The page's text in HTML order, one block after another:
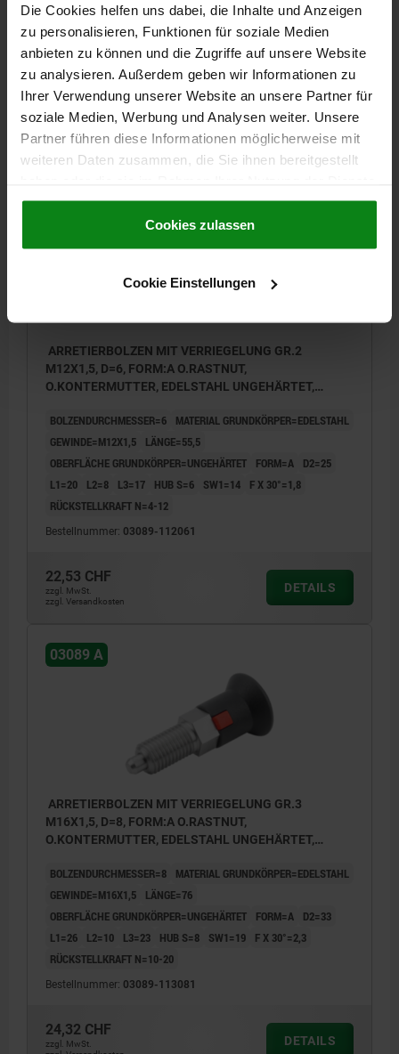
Die Cookies helfen uns dabei, die Inhalte und Anzeigen
zu personalisieren, Funktionen für soziale Medien
anbieten zu können und die Zugriffe auf unsere Website
zu analysieren. Außerdem geben wir Informationen zu
Ihrer Verwendung unserer Website an unsere Partner für
soziale Medien, Werbung und Analysen weiter. Unsere
Partner führen diese Informationen möglicherweise mit
weiteren Daten zusammen, die Sie ihnen bereitgestellt
gesammelt haben.Cookie Richtlinien
Datenschutz|AGB
Cookies zulassen
Cookie Einstellungen
OBERFLÄCHE GRUNDKÖRPER=UNGEHÄRTET FORM=A
D2=25
L1=17 L2=7 L3=15 HUB S=5 SW1=13 F X 30°=1,3
RÜCKSTELLKRAFT N=8-12
Bestellnummer:03089-111051
22,53 CHF
zzgl. MwSt.
DETAILS
03089 A
ARRETIERBOLZEN MIT VERRIEGELUNG GR.2
M12X1,5, D=6, FORM:A O.RASTNUT,
O.KONTERMUTTER, EDELSTAHL UNGEHÄRTET,
BOLZENDURCHMESSER=6
MATERIAL GRUNDKÖRPER=EDELSTAHL
GEWINDE=M12X1,5
LÄNGE=55,5
OBERFLÄCHE GRUNDKÖRPER=UNGEHÄRTET
FORM=A
D2=25
L1=20
L2=8 L3=17 HUB S=6 SW1=14
F X 30°=1,8
RÜCKSTELLKRAFT N=4-12
Bestellnummer: 03089-112061
22,53 CHF
zzgl. MwSt.
zzgl. Versandkosten
DETAILS
03089 A
ARRETIERBOLZEN MIT VERRIEGELUNG GR.3
M16X1,5, D=8, FORM:A O.RASTNUT,
O.KONTERMUTTER, EDELSTAHL UNGEHÄRTET,
BOLZENDURCHMESSER=8
MATERIAL GRUNDKÖRPER=EDELSTAHL
GEWINDE=M16X1,5
LÄNGE=76
OBERFLÄCHE GRUNDKÖRPER=UNGEHÄRTET
FORM=A
D2=33
L1=26
L2=10 L3=23 HUB S=8 SW1=19
F X 30°=2,3
RÜCKSTELLKRAFT N=10-20
Bestellnummer: 03089-113081
24,32 CHF
zzgl. MwSt.
DETAILS